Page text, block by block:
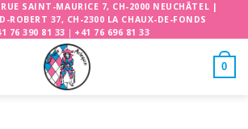
RUE SAINT-MAURICE 7, CH-2000 NEUCHÂTEL |
ROBERT 37, CH-2300 LA CHAUX-DE-FONDS
76 390 81 33 | +41 76 696 81 33
0